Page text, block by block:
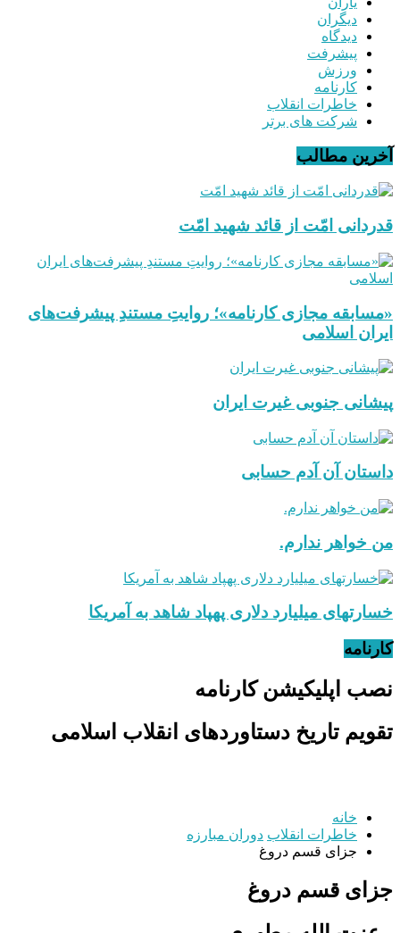
دیگران
دیدگاه
پیشرفت
ورزش
کارنامه
خاطرات انقلاب
شرکت های برتر
آخرین مطالب
قدردانی امّت از قائد شهید امّت
«مسابقه مجازی کارنامه»؛ روایتِ مستندِ پیشرفت‌های
ایران اسلامی
پیشانی جنوبی غیرت ایران
داستان آن آدم حسابی
من خواهر ندارم.
خسارتهای میلیارد دلاری پهپاد شاهد به آمریکا
کارنامه
نصب اپلیکیشن کارنامه
تقویم تاریخ دستاوردهای انقلاب اسلامی
خانه
خاطرات انقلاب دوران مبارزه
جزای قسم دروغ
جزای قسم دروغ